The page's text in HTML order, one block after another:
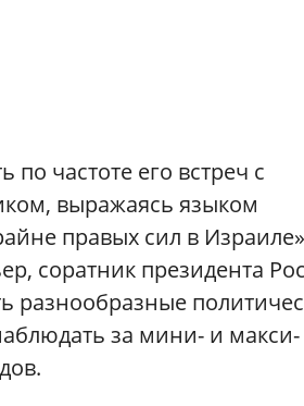
частоте его встреч с
выражаясь языком
правых сил в Израиле»
соратник президента
разнообразные
за мини- и макси-